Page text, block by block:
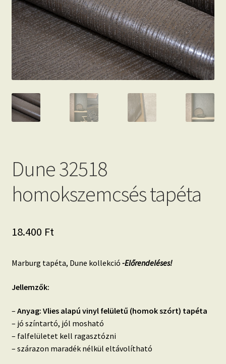
Beton hatású tapéták
Kapcsolat
Dune 32518
homokszemcsés tapéta
18.400 Ft
Marburg tapéta, Dune kollekció -Előrendeléses!
Jellemzők:
– Anyag: Vlies alapú vinyl felületű (homok szórt) tapéta
– jó színtartó, jól mosható
– falfelületet kell ragasztózni
– szárazon maradék nélkül eltávolítható